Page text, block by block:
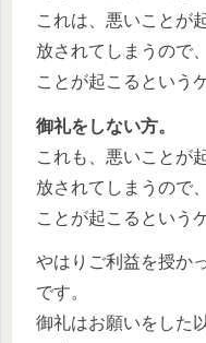
これは、悪いことが
放されてしまうので
ことが起こるという
御礼をしない方。
これも、悪いことが
放されてしまうので
ことが起こるという
やはりご利益を授か
です。
御礼はお願いをした